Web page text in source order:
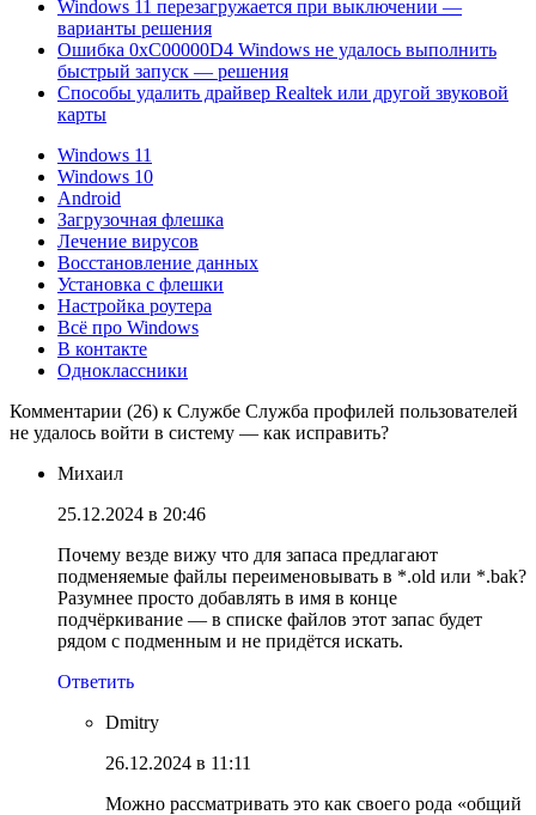
Windows 11 перезагружается при выключении —
варианты решения
Ошибка 0xC00000D4 Windows не удалось выполнить
быстрый запуск — решения
Способы удалить драйвер Realtek или другой звуковой
карты
Windows 11
Windows 10
Android
Загрузочная флешка
Лечение вирусов
Восстановление данных
Установка с флешки
Настройка роутера
Всё про Windows
В контакте
Одноклассники
Комментарии (26) к Службе Служба профилей пользователей
не удалось войти в систему — как исправить?
Михаил
25.12.2024 в 20:46
Почему везде вижу что для запаса предлагают
подменяемые файлы переименовывать в *.old или *.bak?
Разумнее просто добавлять в имя в конце
подчёркивание — в списке файлов этот запас будет
рядом с подменным и не придётся искать.
Ответить
Dmitry
26.12.2024 в 11:11
Можно рассматривать это как своего рода «общий